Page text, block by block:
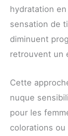
hydratation
sensation de
diminuent
retrouvent un
Cette
nuque
pour les
colorations